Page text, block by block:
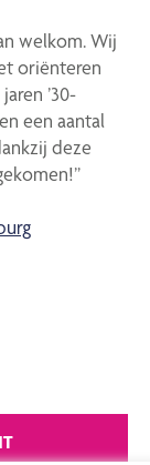
welkom. Wij
oriënteren
’30-
een aantal
deze